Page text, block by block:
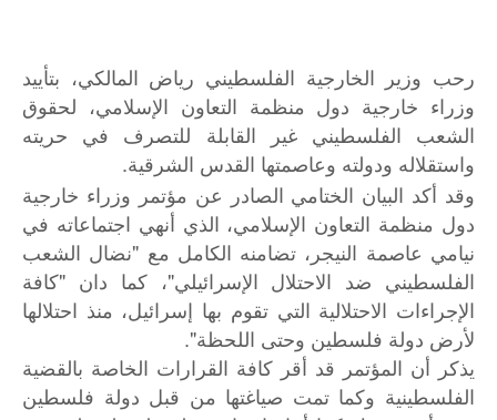
رحب وزير الخارجية الفلسطيني رياض المالكي، بتأييد
وزراء خارجية دول منظمة التعاون الإسلامي، لحقوق
الشعب الفلسطيني غير القابلة للتصرف في حريته
واستقلاله ودولته وعاصمتها القدس الشرقية.
وقد أكد البيان الختامي الصادر عن مؤتمر وزراء خارجية
دول منظمة التعاون الإسلامي، الذي أنهي اجتماعاته في
نيامي عاصمة النيجر، تضامنه الكامل مع "نضال الشعب
الفلسطيني ضد الاحتلال الإسرائيلي"، كما دان "كافة
الإجراءات الاحتلالية التي تقوم بها إسرائيل، منذ احتلالها
لأرض دولة فلسطين وحتى اللحظة".
يذكر أن المؤتمر قد أقر كافة القرارات الخاصة بالقضية
الفلسطينية وكما تمت صياغتها من قبل دولة فلسطين